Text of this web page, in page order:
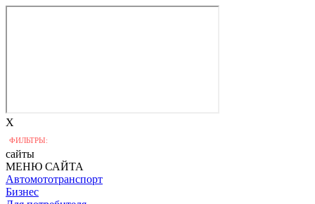
X
ФИЛЬТРЫ:
сайты
МЕНЮ САЙТА
Автомототранспорт
Бизнес